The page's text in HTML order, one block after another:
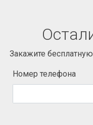
Закажите
Номер телефона